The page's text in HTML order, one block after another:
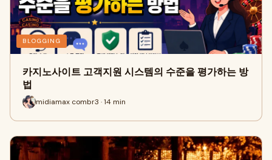
BLOGGING
카지노사이트 고객지원 시스템의 수준을 평가하는 방
법
midiamax combr3 · 14 min